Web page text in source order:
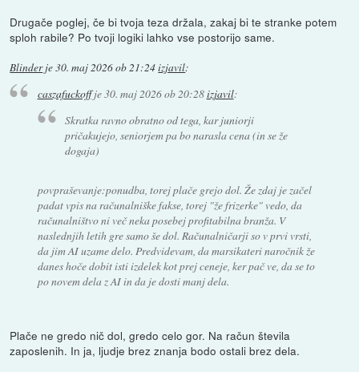
Drugače poglej, če bi tvoja teza držala, zakaj bi te stranke potem
sploh rabile? Po tvoji logiki lahko vse postorijo same.
Blinderje30. maj 2026 ob 21:24izjavil:
caszafuckoffje30. maj 2026 ob 20:28izjavil:
Skratka ravno obratno od tega, kar juniorji
pričakujejo, seniorjem pa bo narasla cena (in se že
dogaja)
povpraševanje:ponudba, torej plače grejo dol. Že zdaj je začel
padat vpis na računalniške fakse, torej "že frizerke" vedo, da
računalništvo ni več neka posebej profitabilna branža. V
naslednjih letih gre samo še dol. Računalničarji so v prvi vrsti,
da jim AI uzame delo. Predvidevam, da marsikateri naročnik že
danes hoče dobit isti izdelek kot prej ceneje, ker pač ve, da se to
po novem dela z AI in da je dosti manj dela.
Plače ne gredo nič dol, gredo celo gor. Na račun števila
zaposlenih. In ja, ljudje brez znanja bodo ostali brez dela.